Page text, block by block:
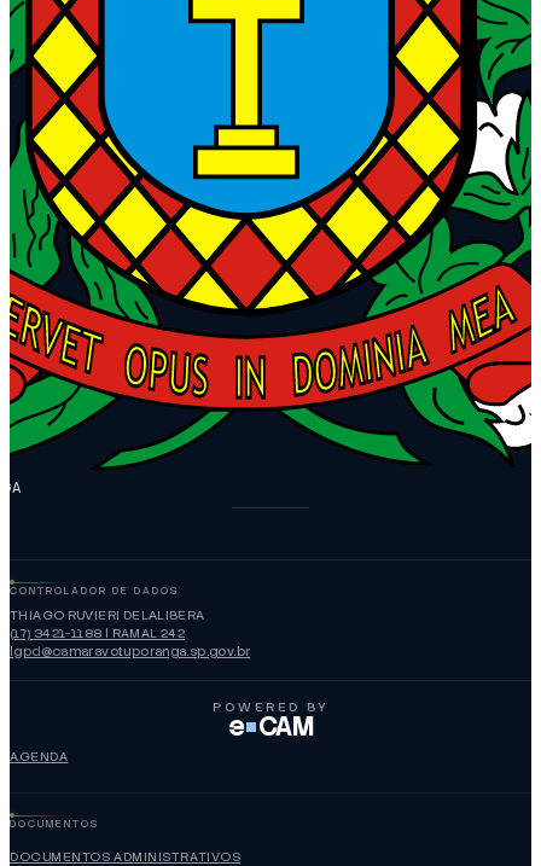
CONTROLADOR DE DADOS
THIAGO RUVIERI DELALIBERA
(17) 3421-1188 | RAMAL 242
lgpd@camaravotuporanga.sp.gov.br
POWERED BY
e CAM
AGENDA
DOCUMENTOS
DOCUMENTOS ADMINISTRATIVOS